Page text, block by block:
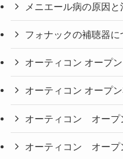
メニエール病の原因
フォナックの補聴器に
オーティコン オープン
オーティコン オープ
オーティコン オー
オーティコン オー